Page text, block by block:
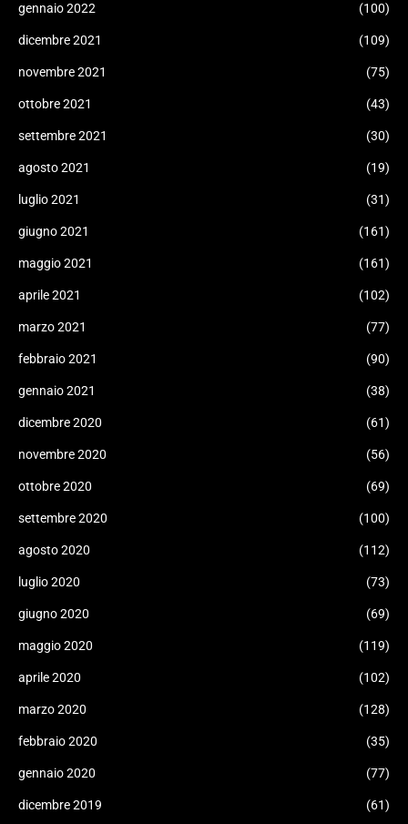
gennaio 2022 (100)
dicembre 2021 (109)
novembre 2021 (75)
ottobre 2021 (43)
settembre 2021 (30)
agosto 2021 (19)
luglio 2021 (31)
giugno 2021 (161)
maggio 2021 (161)
aprile 2021 (102)
marzo 2021 (77)
febbraio 2021 (90)
gennaio 2021 (38)
dicembre 2020 (61)
novembre 2020 (56)
ottobre 2020 (69)
settembre 2020 (100)
agosto 2020 (112)
luglio 2020 (73)
giugno 2020 (69)
maggio 2020 (119)
aprile 2020 (102)
marzo 2020 (128)
febbraio 2020 (35)
gennaio 2020 (77)
dicembre 2019 (61)